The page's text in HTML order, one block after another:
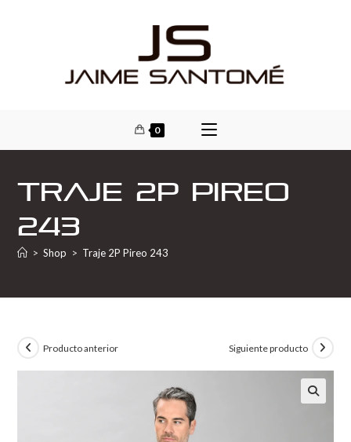
0
Traje 2P Pireo
243
> Shop > Traje 2P Pireo 243
Producto anterior Siguiente producto